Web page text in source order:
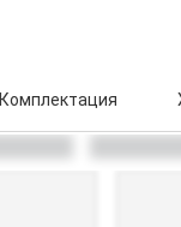
Комплектация